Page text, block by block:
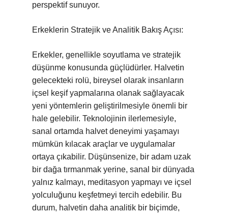
perspektif sunuyor.
Erkeklerin Stratejik ve Analitik Bakış Açısı:
Erkekler, genellikle soyutlama ve stratejik
düşünme konusunda güçlüdürler. Halvetin
gelecekteki rolü, bireysel olarak insanların
içsel keşif yapmalarına olanak sağlayacak
yeni yöntemlerin geliştirilmesiyle önemli bir
hale gelebilir. Teknolojinin ilerlemesiyle,
sanal ortamda halvet deneyimi yaşamayı
mümkün kılacak araçlar ve uygulamalar
ortaya çıkabilir. Düşünsenize, bir adam uzak
bir dağa tırmanmak yerine, sanal bir dünyada
yalnız kalmayı, meditasyon yapmayı ve içsel
yolculuğunu keşfetmeyi tercih edebilir. Bu
durum, halvetin daha analitik bir biçimde,